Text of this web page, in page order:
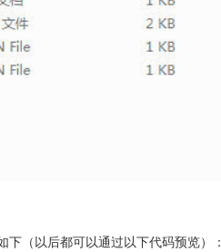
（以后都可以通过以下代码预览）：